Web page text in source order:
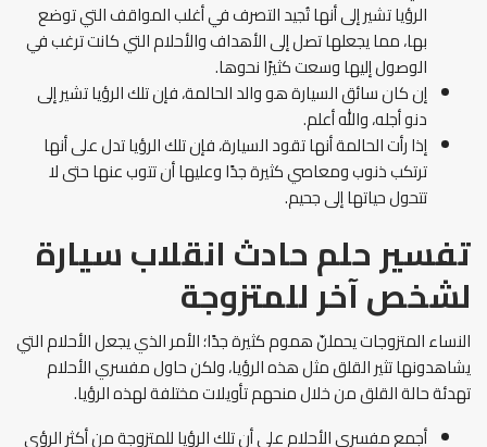
الرؤيا تشير إلى أنها تُجيد التصرف في أغلب المواقف التي توضع
بها، مما يجعلها تصل إلى الأهداف والأحلام التي كانت ترغب في
الوصول إليها وسعت كثيرًا نحوها.
إن كان سائق السيارة هو والد الحالمة، فإن تلك الرؤيا تشير إلى
دنو أجله، والله أعلم.
إذا رأت الحالمة أنها تقود السيارة، فإن تلك الرؤيا تدل على أنها
ترتكب ذنوب ومعاصي كثيرة جدًا وعليها أن تتوب عنها حتى لا
تتحول حياتها إلى جحيم.
تفسير حلم حادث انقلاب سيارة
لشخص آخر للمتزوجة
النساء المتزوجات يحملنّ هموم كثيرة جدًا؛ الأمر الذي يجعل الأحلام التي
يشاهدونها تثير القلق مثل هذه الرؤيا، ولكن حاول مفسري الأحلام
تهدئة حالة القلق من خلال منحهم تأويلات مختلفة لهذه الرؤيا.
أجمع مفسري الأحلام على أن تلك الرؤيا للمتزوجة من أكثر الرؤى